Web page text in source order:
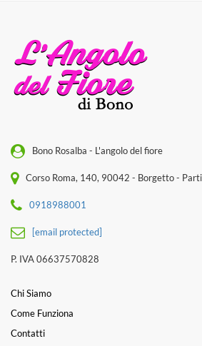
Bono Rosalba - L'angolo del fiore
Corso Roma, 140, 90042 - Borgetto -
0918988001
[email protected]
P. IVA 06637570828
Chi Siamo
Come Funziona
Contatti